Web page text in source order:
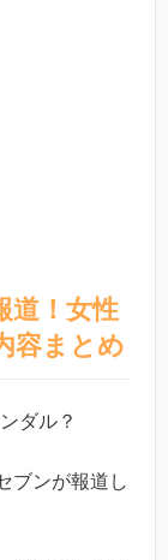
道！女性
容まとめ
ダル？
ブンが報道し